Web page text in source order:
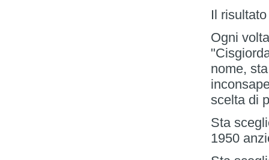
Il
Ogni
nome,
scelta di
Sta
1950